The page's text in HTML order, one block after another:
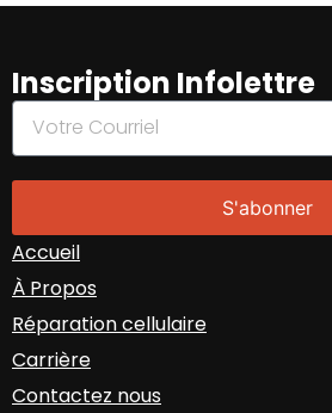
Inscription Infolettre
S'abonner
Accueil
À Propos
Réparation cellulaire
Carrière
Contactez nous